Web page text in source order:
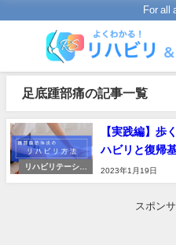
For all
足底踵部痛の記事一覧
リハビリテーショ
【実践編】歩
ハビリと復帰
2023年1月19日
スポン